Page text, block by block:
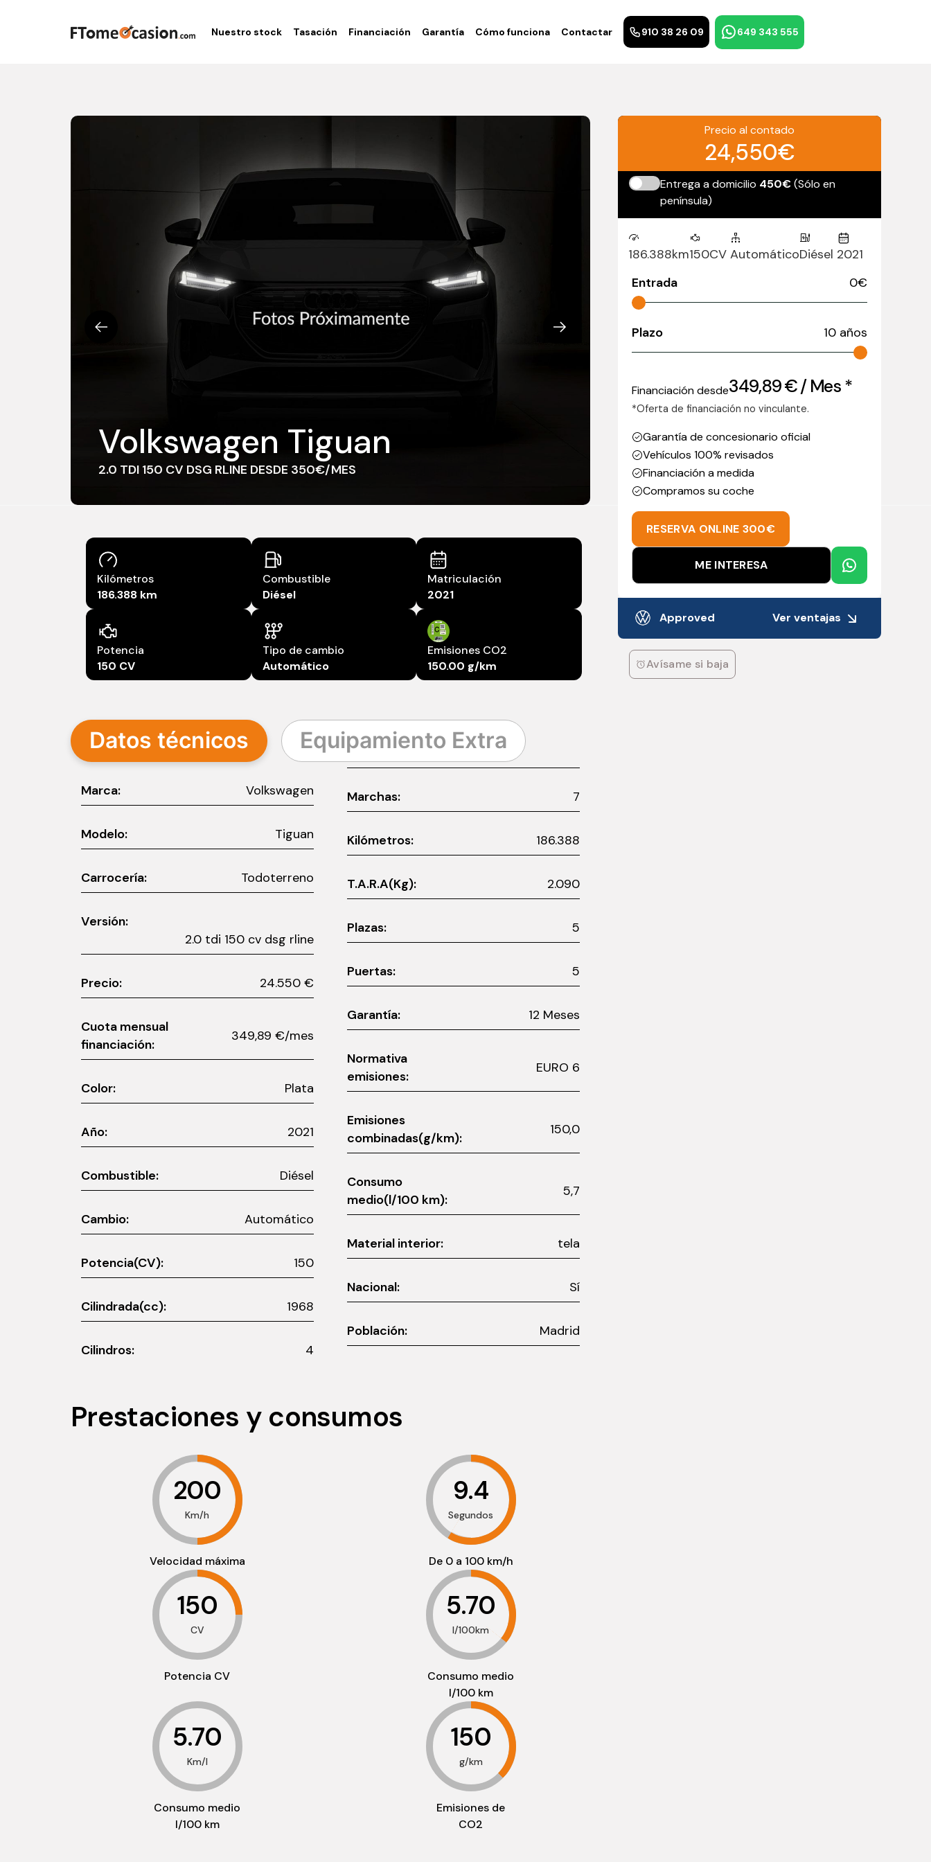
Nuestro stock Tasación Financiación Garantía Cómo funciona Contactar 910 38 26 09 649 343 555
Volkswagen Tiguan
2.0 TDI 150 CV DSG RLINE DESDE 350€/MES
Precio al contado
24,550€
Entrega a domicilio 450€(Sólo en
península)
186.388km150CV AutomáticoDiésel 2021
Entrada
0€
Plazo 10 años
Financiación desde349,89€/ Mes *
*Oferta de financiación no vinculante.
Garantía de concesionario oficial
Vehículos 100% revisados
Financiación a medida
Compramos su coche
RESERVA ONLINE 300€
ME INTERESA
Approved Ver ventajas
Avísame si baja
Kilómetros
186.388 km
Combustible
Diésel
Matriculación
2021
Potencia
150 CV
Tipo de cambio
Automático
Emisiones CO2
150.00 g/km
Datos técnicos Equipamiento Extra
Marca: Volkswagen
Modelo: Tiguan
Carrocería: Todoterreno
Versión:
2.0 tdi 150 cv dsg rline
Precio: 24.550 €
Cuota mensual
financiación:
349,89 €/mes
Color: Plata
Año: 2021
Combustible: Diésel
Cambio: Automático
Potencia(CV): 150
Cilindrada(cc): 1968
Cilindros: 4
Marchas: 7
Kilómetros: 186.388
T.A.R.A(Kg): 2.090
Plazas: 5
Puertas: 5
Garantía: 12 Meses
Normativa
emisiones:
EURO 6
Emisiones
combinadas(g/km):
150,0
Consumo
medio(l/100 km):
5,7
Material interior: tela
Nacional: Sí
Población: Madrid
Prestaciones y consumos
200
Km/h
Velocidad máxima
9.4
Segundos
De 0 a 100 km/h
150
CV
Potencia CV
5.70
l/100km
Consumo medio
l/100 km
5.70
Km/l
Consumo medio
l/100 km
150
g/km
Emisiones de
CO2